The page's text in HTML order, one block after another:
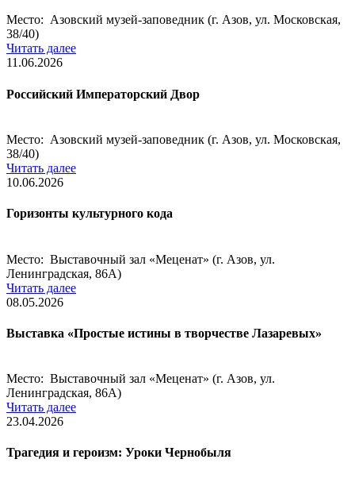
Место: Азовский музей-заповедник (г. Азов, ул. Московская,
38/40)
Читать далее
11.06.2026
Российский Императорский Двор
Место: Азовский музей-заповедник (г. Азов, ул. Московская,
38/40)
Читать далее
10.06.2026
Горизонты культурного кода
Место: Выставочный зал «Меценат» (г. Азов, ул.
Ленинградская, 86А)
Читать далее
08.05.2026
Выставка «Простые истины в творчестве Лазаревых»
Место: Выставочный зал «Меценат» (г. Азов, ул.
Ленинградская, 86А)
Читать далее
23.04.2026
Трагедия и героизм: Уроки Чернобыля